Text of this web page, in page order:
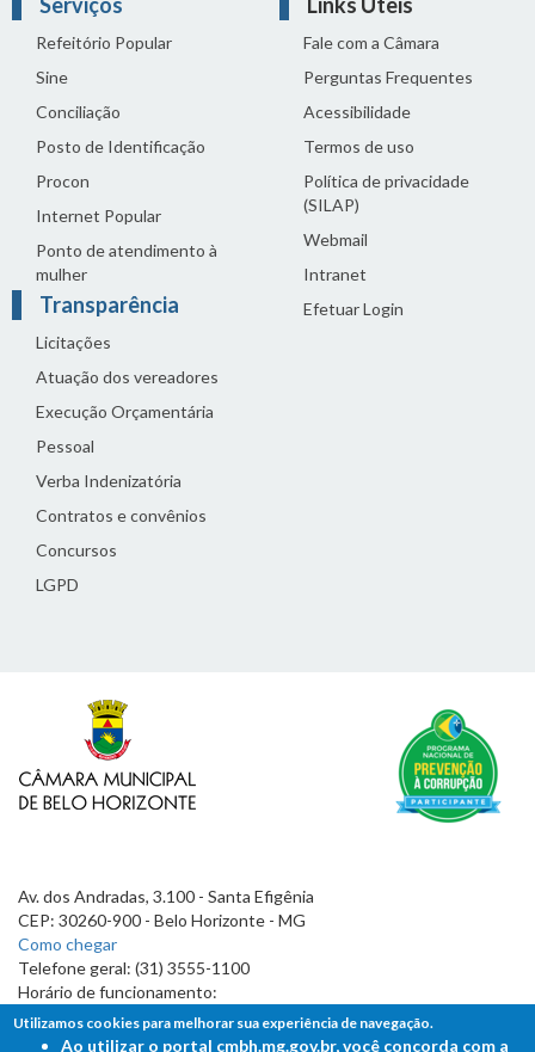
Refeitório Popular
Sine
Conciliação
Posto de Identificação
Procon
Internet Popular
Ponto de atendimento à
mulher
Transparência
Licitações
Atuação dos vereadores
Execução Orçamentária
Pessoal
Verba Indenizatória
Contratos e convênios
Concursos
LGPD
Fale com a Câmara
Perguntas Frequentes
Acessibilidade
Termos de uso
Política de privacidade
(SILAP)
Webmail
Intranet
Efetuar Login
Av. dos Andradas, 3.100 - Santa Efigênia
CEP: 30260-900 - Belo Horizonte - MG
Como chegar
Telefone geral: (31) 3555-1100
Horário de funcionamento:
7h às 19h
Utilizamos cookies para melhorar sua experiência de navegação.
Ao utilizar o portal cmbh.mg.gov.br, você concorda com a